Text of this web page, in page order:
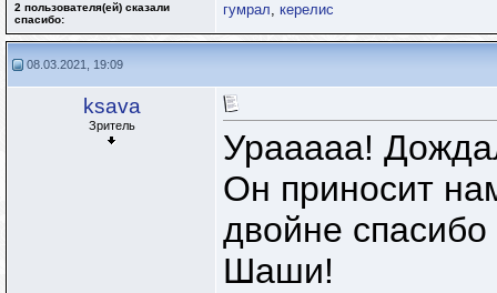
2 пользователя(ей) сказали
cпасибо:
гумрал, керелис
08.03.2021, 19:09
ksava
Зритель
Урааааа!
Он приносит
двойне
Шаши!